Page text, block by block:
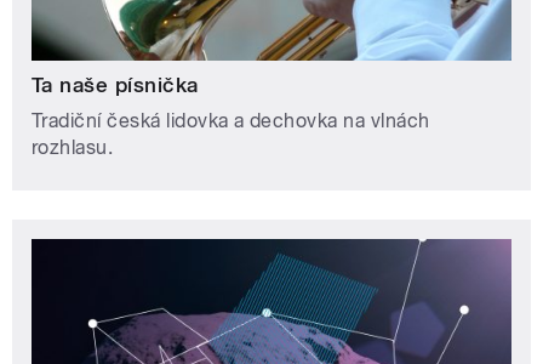
Ta naše písnička
Tradiční česká lidovka a dechovka na vlnách
rozhlasu.